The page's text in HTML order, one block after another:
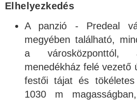
Elhelyezkedés
A panzió - Predeal
megyében található,
a
menedékház felé vezető
festői tájat és
1030 m